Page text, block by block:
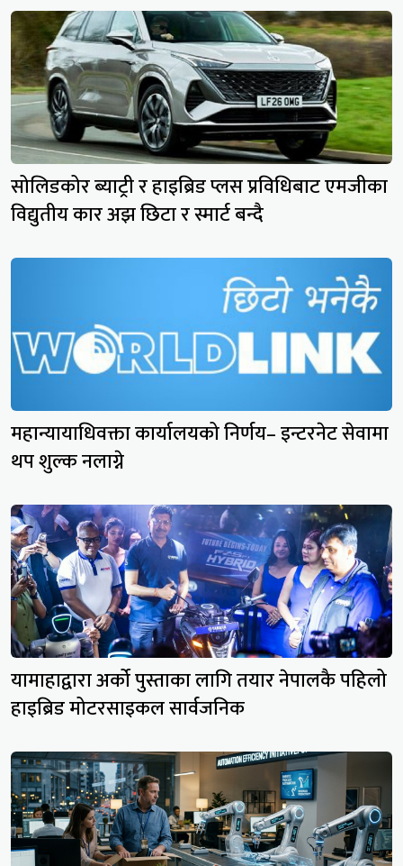
सोलिडकोर ब्याट्री र हाइब्रिड प्लस प्रविधिबाट एमजीका
विद्युतीय कार अझ छिटा र स्मार्ट बन्दै
महान्यायाधिवक्ता कार्यालयको निर्णय– इन्टरनेट सेवामा
थप शुल्क नलाग्ने
यामाहाद्वारा अर्को पुस्ताका लागि तयार नेपालकै पहिलो
हाइब्रिड मोटरसाइकल सार्वजनिक